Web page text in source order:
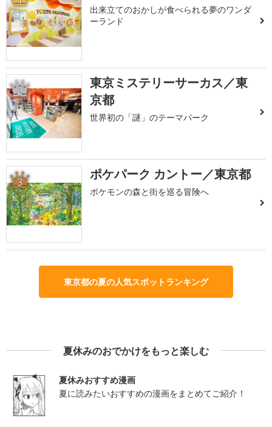
出来立てのおかしが食べられる夢のワンダ
ーランド
2
東京ミステリーサーカス／東
京都
世界初の「謎」のテーマパーク
3 ポケパーク カントー／東京都
ポケモンの森と街を巡る冒険へ
東京都の夏の人気スポットランキング
夏休みのおでかけをもっと楽しむ
夏休みおすすめ漫画
夏に読みたいおすすめの漫画をまとめてご紹介！